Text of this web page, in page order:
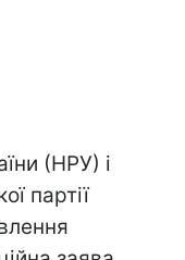
(НРУ) і
партії